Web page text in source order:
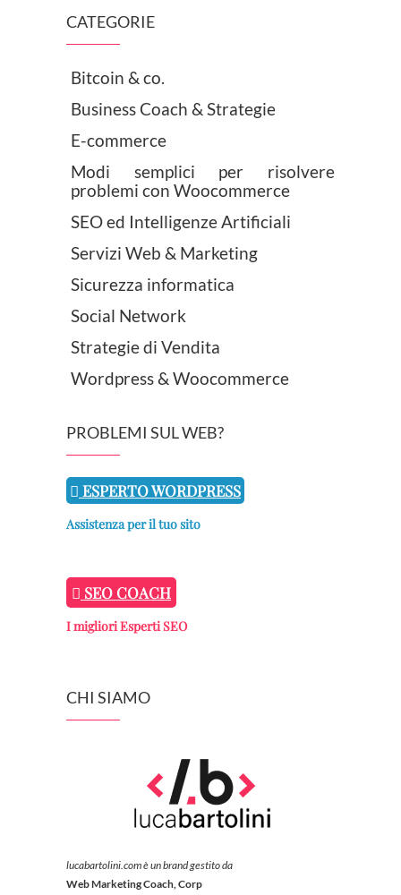
CATEGORIE
Bitcoin & co.
Business Coach & Strategie
E-commerce
Modi semplici per risolvere
problemi con Woocommerce
SEO ed Intelligenze Artificiali
Servizi Web & Marketing
Sicurezza informatica
Social Network
Strategie di Vendita
Wordpress & Woocommerce
PROBLEMI SUL WEB?
ESPERTO WORDPRESS
Assistenza per il tuo sito
SEO COACH
I migliori Esperti SEO
CHI SIAMO
lucabartolini.com è un brand gestito da
Web Marketing Coach, Corp